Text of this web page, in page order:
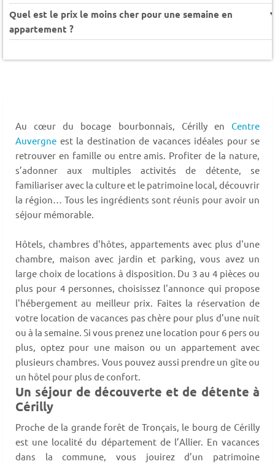
Quel est le prix le moins cher pour une semaine en
appartement ?
Au cœur du bocage bourbonnais, Cérilly en Centre
Auvergne est la destination de vacances idéales pour se
retrouver en famille ou entre amis. Profiter de la nature,
s’adonner aux multiples activités de détente, se
familiariser avec la culture et le patrimoine local, découvrir
la région… Tous les ingrédients sont réunis pour avoir un
séjour mémorable.
Hôtels, chambres d'hôtes, appartements avec plus d'une
chambre, maison avec jardin et parking, vous avez un
large choix de locations à disposition. Du 3 au 4 pièces ou
plus pour 4 personnes, choisissez l'annonce qui propose
l'hébergement au meilleur prix. Faites la réservation de
votre location de vacances pas chère pour plus d'une nuit
ou à la semaine. Si vous prenez une location pour 6 pers ou
plus, optez pour une maison ou un appartement avec
plusieurs chambres. Vous pouvez aussi prendre un gîte ou
un hôtel pour plus de confort.
Un séjour de découverte et de détente à
Cérilly
Proche de la grande forêt de Tronçais, le bourg de Cérilly
est une localité du département de l’Allier. En vacances
dans la commune, vous jouirez d’un patrimoine